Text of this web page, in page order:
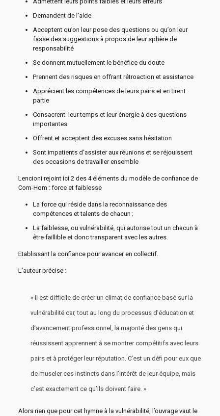
Demandent de l’aide
Acceptent qu’on leur pose des questions ou qu’on leur
fasse des suggestions à propos de leur sphère de
responsabilité
Se donnent mutuellement le bénéfice du doute
Prennent des risques en offrant rétroaction et assistance
Apprécient les compétences de leurs pairs et en tirent
partie
Consacrent leur temps et leur énergie à des questions
importantes
Offrent et acceptent des excuses sans hésitation
Sont impatients d’assister aux réunions et se réjouissent
des occasions de travailler ensemble
Lencioni rejoint ici 2 des 4 éléments du modèle de confiance de
Com-Hom : force et faiblesse
La force qui réside dans la reconnaissance des
compétences et talents de chacun ;
La faiblesse, ou vulnérabilité, qui autorise tout un chacun à
être faillible et donc transparent avec les autres.
Etablissant la confiance pour avancer en collectif.
L’auteur précise :
« Il est difficile de créer un climat de confiance basé sur la
vulnérabilité car, tout au long du processus d’éducation et
d’avancement professionnel, la majorité des gens qui
réussissent apprennent à se montrer compétitifs avec leurs
pairs et à protéger leur réputation. C’est un défi pour eux que
de museler ces instincts dans l’intérêt de leur équipe, mais
c’est exactement ce qu’ils doivent faire. »
Alors rien que pour cet hymne à la vulnérabilité, l’ouvrage vaut le